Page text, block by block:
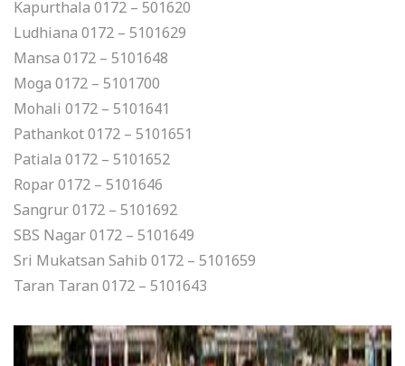
Kapurthala 0172 – 501620
Ludhiana 0172 – 5101629
Mansa 0172 – 5101648
Moga 0172 – 5101700
Mohali 0172 – 5101641
Pathankot 0172 – 5101651
Patiala 0172 – 5101652
Ropar 0172 – 5101646
Sangrur 0172 – 5101692
SBS Nagar 0172 – 5101649
Sri Mukatsan Sahib 0172 – 5101659
Taran Taran 0172 – 5101643